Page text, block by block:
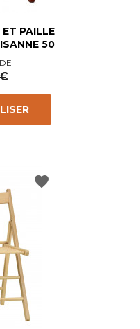
PAILLE
50
favorite